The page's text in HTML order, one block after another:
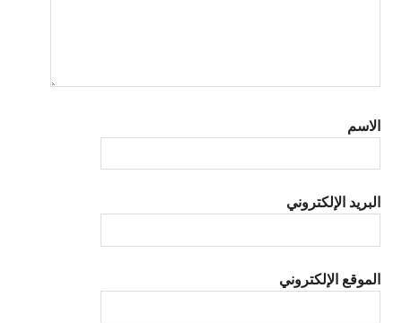
الاسم
البريد الإلكتروني
الموقع الإلكتروني